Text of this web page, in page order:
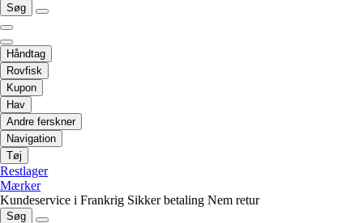
Søg
Håndtag
Rovfisk
Kupon
Hav
Andre ferskner
Navigation
Tøj
Restlager
Mærker
Kundeservice i Frankrig Sikker betaling Nem retur
Søg